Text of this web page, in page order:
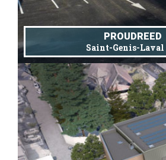
PROUDREED
Saint-Genis-Laval